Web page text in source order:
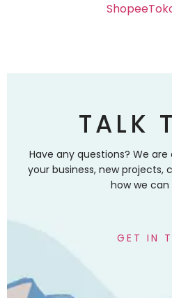
Shopee
TALK
Have any questions? We
your business, new projects,
how we can
GET IN